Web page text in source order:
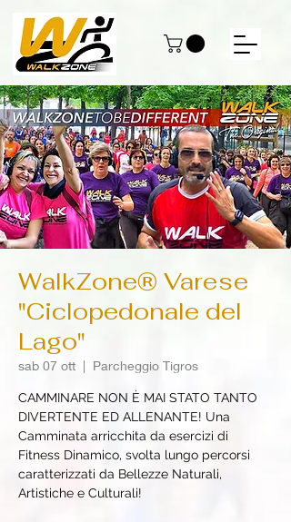
WalkZone® Varese
"Ciclopedonale del
Lago"
sab 07 ott
  |
Parcheggio Tigros
CAMMINARE NON È MAI STATO TANTO
DIVERTENTE ED ALLENANTE! Una
Camminata arricchita da esercizi di
Fitness Dinamico, svolta lungo percorsi
caratterizzati da Bellezze Naturali,
Artistiche e Culturali!